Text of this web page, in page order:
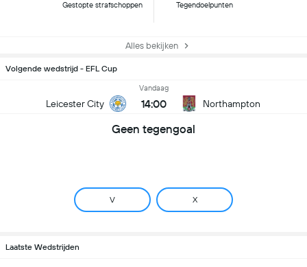
Gestopte strafschoppen Tegendoelpunten
Alles bekijken
Volgende wedstrijd - EFL Cup
Leicester City
Vandaag
14:00 Northampton
Geen tegengoal
V X
Laatste Wedstrijden